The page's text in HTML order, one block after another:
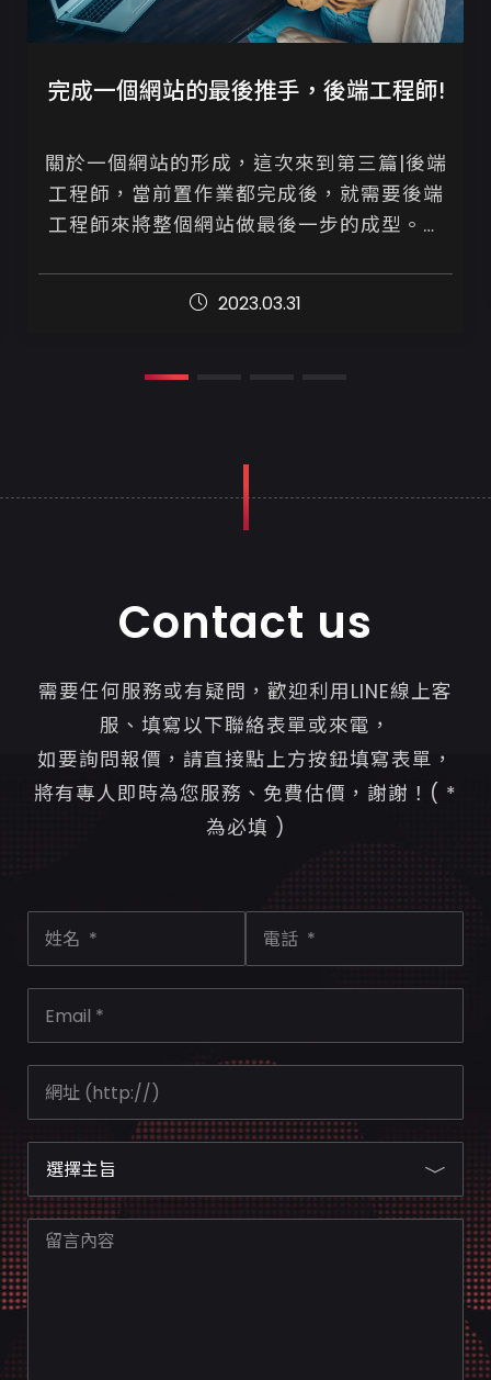
完成一個網站的最後推手，後端工程師!
關於一個網站的形成，這次來到第三篇|後端
工程師，當前置作業都完成後，就需要後端
工程師來將整個網站做最後一步的成型。從
瀏覽、頁面操作流程邏輯化都完成後，後台
的...
2023.03.31
Contact us
需要任何服務或有疑問，歡迎利用LINE線上客
服、填寫以下聯絡表單或來電，
如要詢問報價，請直接點上方按鈕填寫表單，
將有專人即時為您服務、免費估價，謝謝！( *
為必填 )